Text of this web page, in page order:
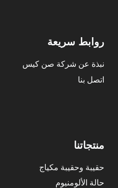
روابط سريعة
نبذة عن شركة صن كيس
اتصل بنا
منتجاتنا
حقيبة وحقيبة مكياج
حالة الألومنيوم